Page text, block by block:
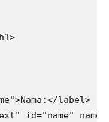
label>
id="name"